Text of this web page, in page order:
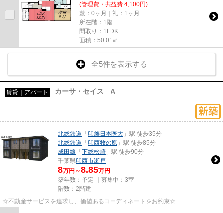
(管理費・共益費 4,100円)
敷：0ヶ月｜礼：1ヶ月
所在階：1階
間取り：1LDK
面積：50.01㎡
全5件を表示する
賃貸｜アパート カーサ・セイス A
北総鉄道 「印旛日本医大 」駅 徒歩35分
北総鉄道 「印西牧の原 」駅 徒歩85分
成田線 「下総松崎 」駅 徒歩90分
千葉県印西市瀬戸
8万円～8.85万円
築年数：予定 ｜募集中： 3室
階数：2階建
☆不動産サービスを追求し、価値あるコーディネートをお約束☆